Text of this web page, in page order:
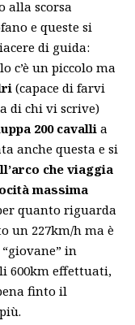
alla scorsa
e queste si
di guida:
c’è un piccolo ma
(capace di farvi
di chi vi scrive)
200 cavalli a
anche questa e si
che viaggia
massima
quanto riguarda
un 227km/h ma è
in
600km effettuati,
finto il